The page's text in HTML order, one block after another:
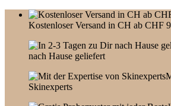
Skip
Kostenloser Versand in CH ab CHF
nach Hause geliefert
Skinexperts